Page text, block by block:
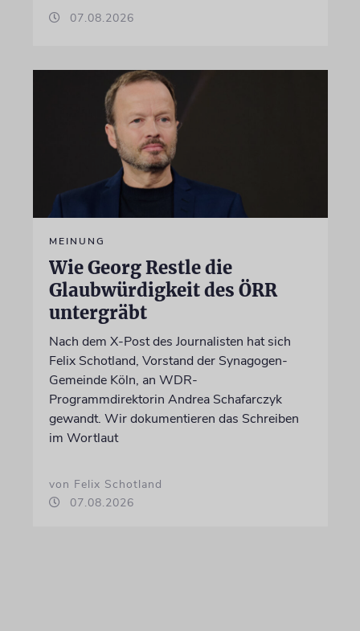
07.08.2026
MEINUNG
Wie Georg Restle die
Glaubwürdigkeit des ÖRR
untergräbt
Nach dem X-Post des Journalisten hat sich
Felix Schotland, Vorstand der Synagogen-
Gemeinde Köln, an WDR-
Programmdirektorin Andrea Schafarczyk
gewandt. Wir dokumentieren das Schreiben
im Wortlaut
von Felix Schotland
07.08.2026